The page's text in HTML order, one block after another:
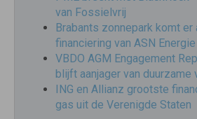
van Fossielvrij
Brabants zonnepark komt
financiering van ASN
VBDO AGM Engagement
blijft aanjager van duurzame
ING en Allianz grootste
gas uit de Verenigde Staten